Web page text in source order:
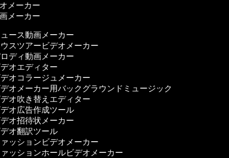
メーカー
メーカー
ース動画メーカー
スツアービデオメーカー
ディ動画メーカー
オエディター
オコラージュメーカー
オメーカー用バックグラウンドミュージック
オ吹き替えエディター
オ広告作成ツール
オ招待状メーカー
オ翻訳ツール
ッションビデオメーカー
ッションホールビデオメーカー